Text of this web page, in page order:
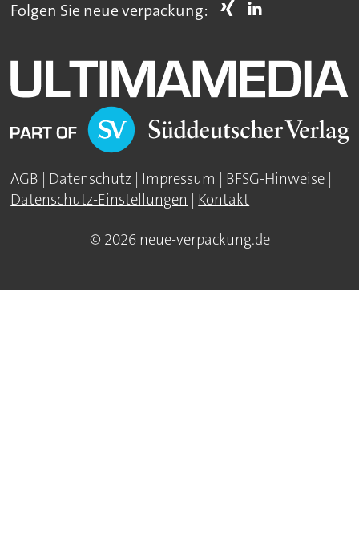
Folgen Sie neue verpackung:
AGB | Datenschutz | Impressum | BFSG-Hinweise |
Datenschutz-Einstellungen | Kontakt
© 2026 neue-verpackung.de